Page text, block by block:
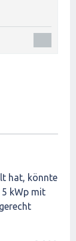
hat, könnte
kWp mit